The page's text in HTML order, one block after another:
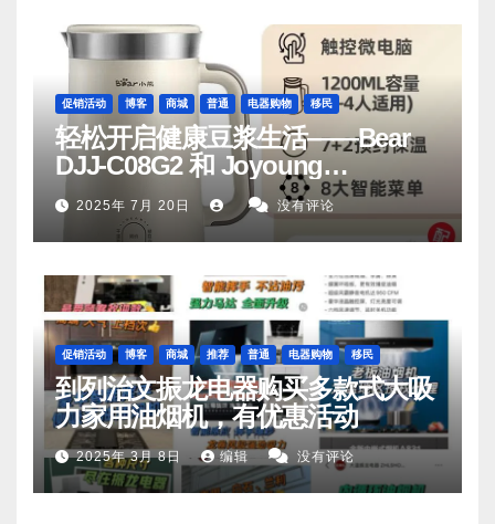
促销活动 博客 商城 普通 电器购物 移民
轻松开启健康豆浆生活——Bear
DJJ‑C08G2 和 Joyoung
DJ06M‑D53，你值得拥有
2025年 7月 20日 没有评论
促销活动 博客 商城 推荐 普通 电器购物 移民
到列治文振龙电器购买多款式大吸
力家用油烟机，有优惠活动
2025年 3月 8日 编辑 没有评论